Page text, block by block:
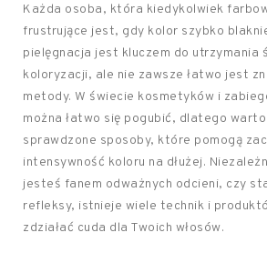
Każda osoba, która kiedykolwiek
frustrujące jest, gdy kolor szybko
pielęgnacja jest kluczem do utrzymania
koloryzacji, ale nie zawsze łatwo jest
metody. W świecie kosmetyków i
można łatwo się pogubić, dlatego
sprawdzone sposoby, które pomogą
intensywność koloru na dłużej.
jesteś fanem odważnych odcieni, czy
refleksy, istnieje wiele technik i
zdziałać cuda dla Twoich włosów.